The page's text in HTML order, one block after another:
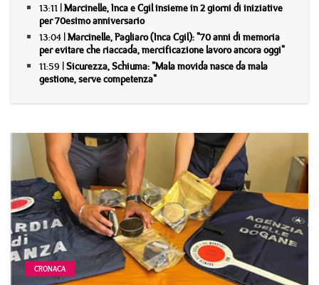
13:11 |Marcinelle, Inca e Cgil insieme in 2 giorni di iniziative
per 70esimo anniversario
13:04 |Marcinelle, Pagliaro (Inca Cgil): "70 anni di memoria
per evitare che riaccada, mercificazione lavoro ancora oggi"
11:59 |Sicurezza, Schiuma: "Mala movida nasce da mala
gestione, serve competenza"
CRONACA